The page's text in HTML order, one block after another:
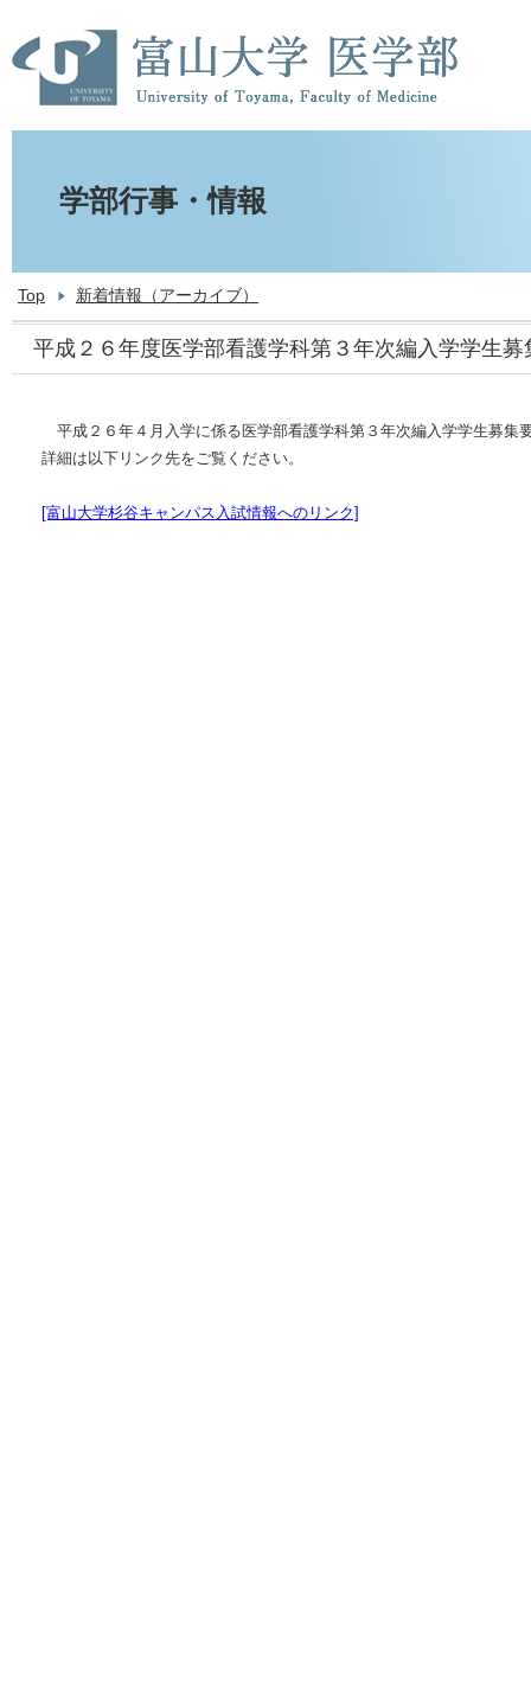
学部行事・情報
Top 新着情報（アーカイブ）
平成２６年度医学部看護学科第３年次編入学学生募
平成２６年４月入学に係る医学部看護学科第３年次編入学学生募集
詳細は以下リンク先をご覧ください。
[富山大学杉谷キャンパス入試情報へのリンク]